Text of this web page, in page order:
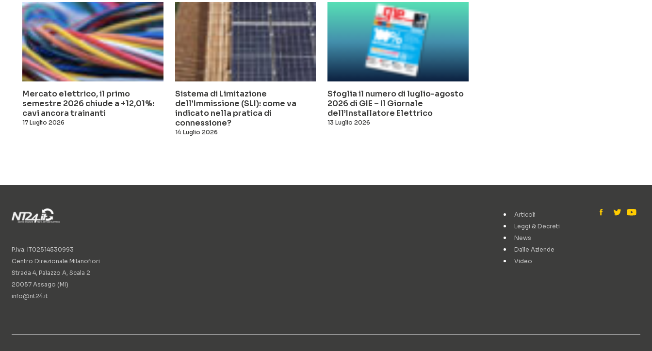
Mercato elettrico, il primo
semestre 2026 chiude a +12,01%:
cavi ancora trainanti
17 Luglio 2026
Sistema di Limitazione
dell’Immissione (SLI): come va
indicato nella pratica di
connessione?
14 Luglio 2026
Sfoglia il numero di luglio-agosto
2026 di GIE – Il Giornale
dell’Installatore Elettrico
13 Luglio 2026
P.Iva: IT02514530993
Centro Direzionale Milanofiori
Strada 4, Palazzo A, Scala 2
20057 Assago (MI)
info@nt24.it
Articoli
Leggi & Decreti
News
Dalle Aziende
Video